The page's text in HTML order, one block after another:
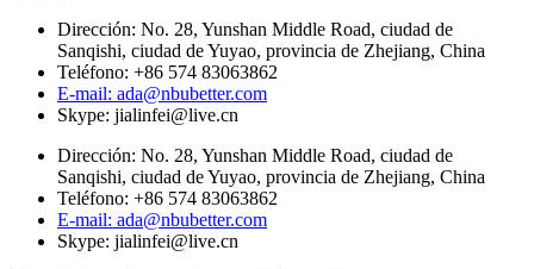
Dirección: No. 28, Yunshan Middle Road, ciudad de
Sanqishi, ciudad de Yuyao, provincia de Zhejiang, China
Teléfono: +86 574 83063862
E-mail: ada@nbubetter.com
Skype: jialinfei@live.cn
Dirección: No. 28, Yunshan Middle Road, ciudad de
Sanqishi, ciudad de Yuyao, provincia de Zhejiang, China
Teléfono: +86 574 83063862
E-mail: ada@nbubetter.com
Skype: jialinfei@live.cn